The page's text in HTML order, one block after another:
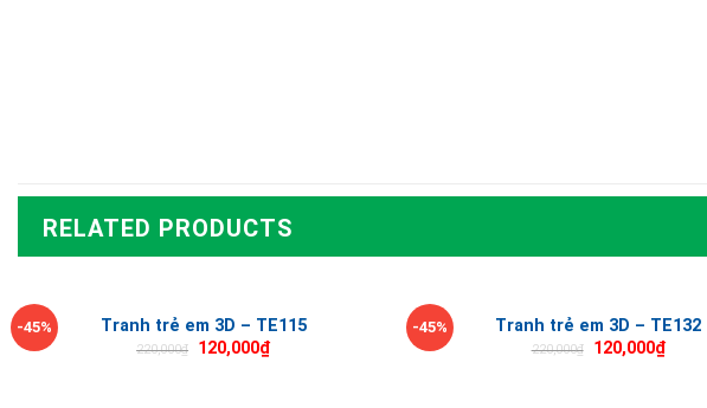
RELATED PRODUCTS
-45% Tranh trẻ em 3D – TE115
220,000₫ 120,000₫
-45% Tranh trẻ em 3D – TE132
220,000₫ 120,000₫